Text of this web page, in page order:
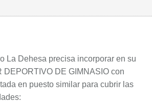
La Dehesa precisa incorporar en su
DEPORTIVO DE GIMNASIO con
en puesto similar para cubrir las